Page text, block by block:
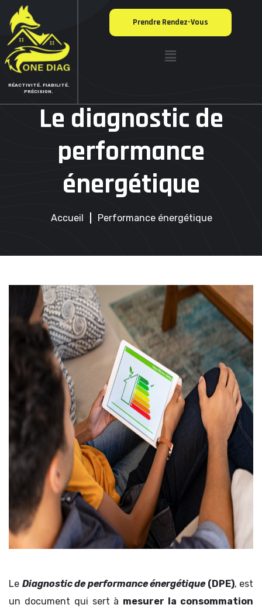
RÉACTIVITÉ. FIABILITÉ.
PRÉCISION.
Prendre Rendez-Vous
Le diagnostic de
performance
énergétique
Accueil Performance énergétique
Le Diagnostic de performance énergétique(DPE), est
un document qui sert à mesurer la consommation